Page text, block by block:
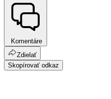
Komentáre
Zdielať
Skopírovať odkaz